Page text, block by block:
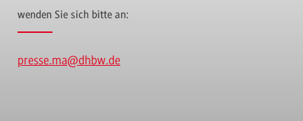
wenden Sie sich bitte an:
presse.ma@dhbw.de